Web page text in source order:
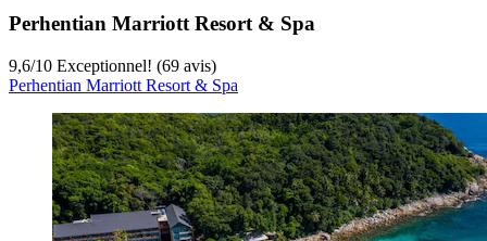
Perhentian Marriott Resort & Spa
9,6/10 Exceptionnel! (69 avis)
Perhentian Marriott Resort & Spa